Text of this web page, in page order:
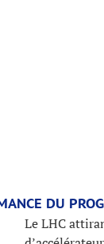
DU
Le LHC